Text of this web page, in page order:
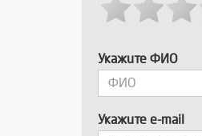
Укажите ФИО
Укажите e-mail